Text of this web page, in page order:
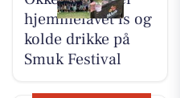
hjemmelavet is og
kolde drikke på
Smuk Festival